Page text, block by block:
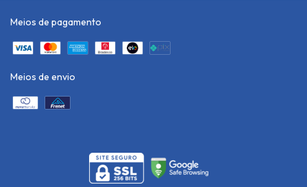
Meios de pagamento
Meios de envio